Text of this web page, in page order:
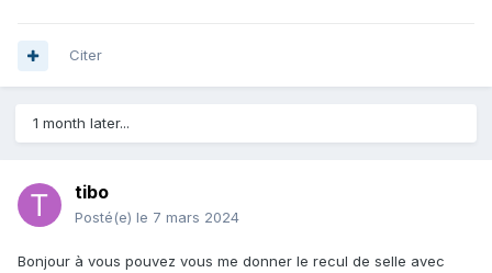
Citer
1 month later...
tibo
Posté(e) le 7 mars 2024
Bonjour à vous pouvez vous me donner le recul de selle avec